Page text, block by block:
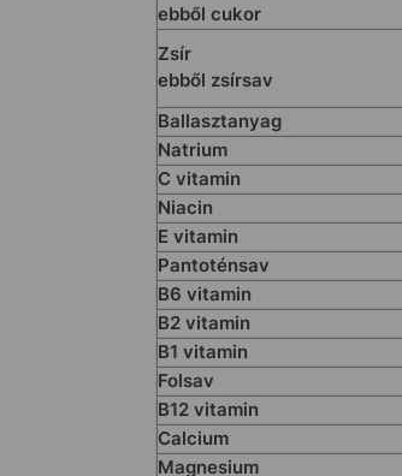
ebből cukor
Zsír
ebből zsírsav
Ballasztanyag
Natrium
C vitamin
Niacin
E vitamin
Pantoténsav
B6 vitamin
B2 vitamin
B1 vitamin
Folsav
B12 vitamin
Calcium
Magnesium